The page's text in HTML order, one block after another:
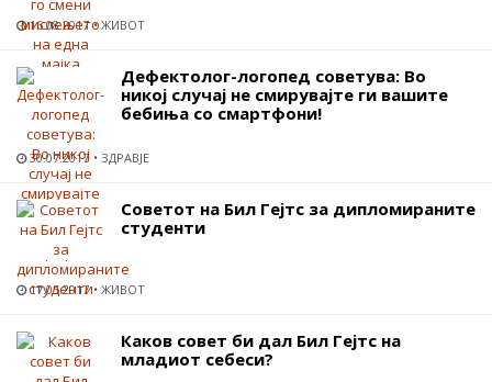
16.08.2017 ЖИВОТ
Дефектолог-логопед советува: Во
никој случај не смирувајте ги вашите
бебиња со смартфони!
30.07.2017 ЗДРАВЈЕ
Советот на Бил Гејтс за дипломираните
студенти
17.05.2017 ЖИВОТ
Каков совет би дал Бил Гејтс на
младиот себеси?